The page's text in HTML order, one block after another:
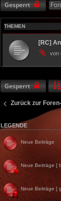
Gesperrt
THEMEN
[RC]
von
Gesperrt
Zurück zur
LEGENDE
Neue Beiträge
Neue Beiträge [
Neue Beiträge [